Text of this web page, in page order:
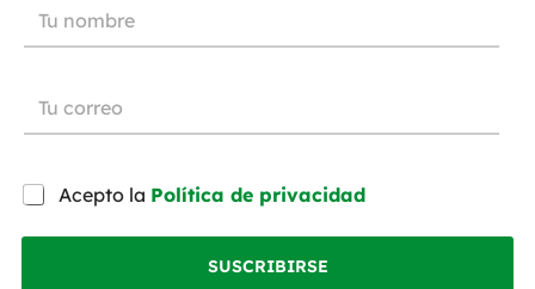
Acepto la Política de privacidad
SUSCRIBIRSE